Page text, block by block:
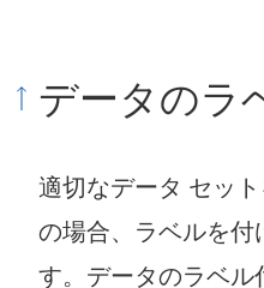
データのラ
適切なデータ セッ
の場合、ラベルを付
す。データのラベ